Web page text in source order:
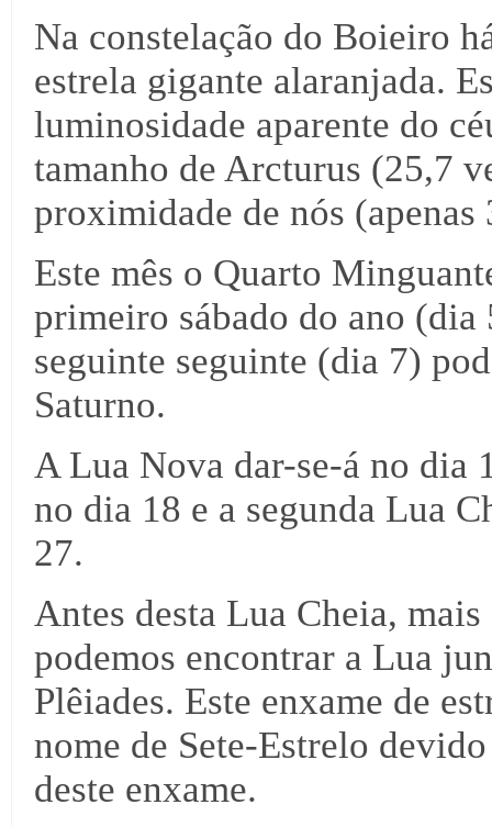
Na constelação do Boieiro
estrela gigante alaranjada.
luminosidade aparente do
tamanho de Arcturus (25,7
proximidade de nós (apenas
Este mês o Quarto
primeiro sábado do ano (dia
seguinte seguinte (dia 7)
Saturno.
A Lua Nova dar-se-á no dia
no dia 18 e a segunda Lua
27.
Antes desta Lua Cheia,
podemos encontrar a Lua
Plêiades. Este enxame de
nome de Sete-Estrelo
deste enxame.